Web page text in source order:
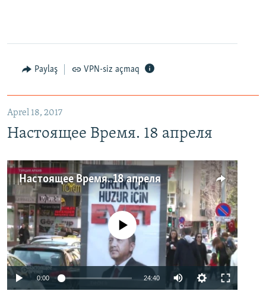
Paylaş VPN-siz açmaq
Aprel 18, 2017
Настоящее Время. 18 апреля
Настоящее Время. 18 апреля
No media source currently available
0:00 24:40